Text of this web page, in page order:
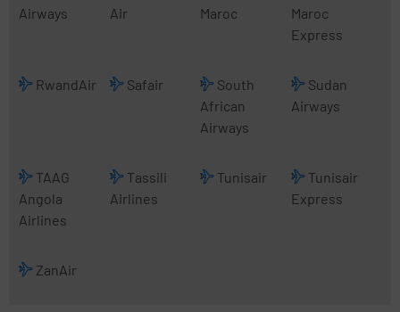
Airways Air Maroc
Maroc
Express
RwandAir Safair
South
African
Airways
Sudan
Airways
TAAG
Angola
Airlines
Tassili
Airlines
Tunisair
Tunisair
Express
ZanAir